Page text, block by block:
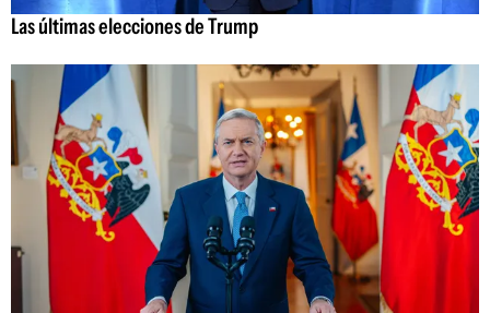
Las últimas elecciones de Trump